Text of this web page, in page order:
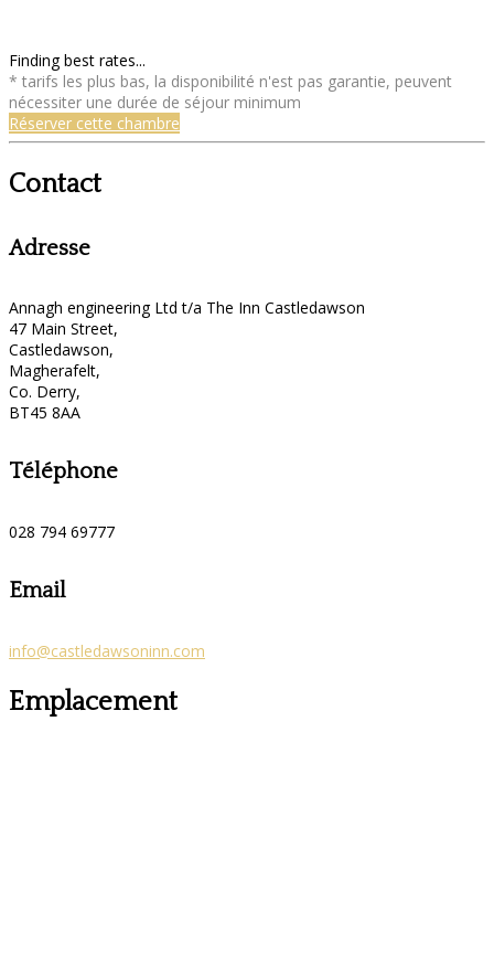
Finding best rates...
* tarifs les plus bas, la disponibilité n'est pas garantie, peuvent
nécessiter une durée de séjour minimum
Réserver cette chambre
Contact
Adresse
Annagh engineering Ltd t/a The Inn Castledawson
47 Main Street,
Castledawson,
Magherafelt,
Co. Derry,
BT45 8AA
Téléphone
028 794 69777
Email
info@castledawsoninn.com
Emplacement